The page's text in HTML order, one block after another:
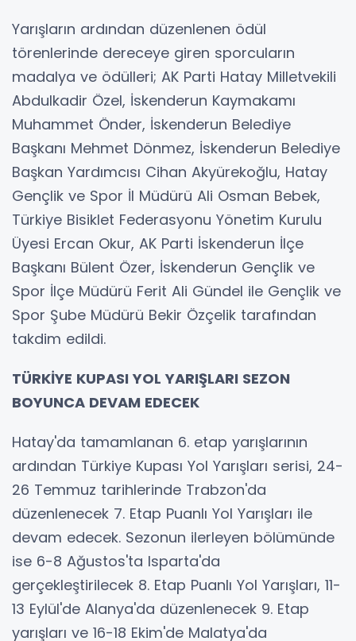
Yarışların ardından düzenlenen ödül
törenlerinde dereceye giren sporcuların
madalya ve ödülleri; AK Parti Hatay Milletvekili
Abdulkadir Özel, İskenderun Kaymakamı
Muhammet Önder, İskenderun Belediye
Başkanı Mehmet Dönmez, İskenderun Belediye
Başkan Yardımcısı Cihan Akyürekoğlu, Hatay
Gençlik ve Spor İl Müdürü Ali Osman Bebek,
Türkiye Bisiklet Federasyonu Yönetim Kurulu
Üyesi Ercan Okur, AK Parti İskenderun İlçe
Başkanı Bülent Özer, İskenderun Gençlik ve
Spor İlçe Müdürü Ferit Ali Gündel ile Gençlik ve
Spor Şube Müdürü Bekir Özçelik tarafından
takdim edildi.
TÜRKİYE KUPASI YOL YARIŞLARI SEZON
BOYUNCA DEVAM EDECEK
Hatay'da tamamlanan 6. etap yarışlarının
ardından Türkiye Kupası Yol Yarışları serisi, 24-
26 Temmuz tarihlerinde Trabzon'da
düzenlenecek 7. Etap Puanlı Yol Yarışları ile
devam edecek. Sezonun ilerleyen bölümünde
ise 6-8 Ağustos'ta Isparta'da
gerçekleştirilecek 8. Etap Puanlı Yol Yarışları, 11-
13 Eylül'de Alanya'da düzenlenecek 9. Etap
yarışları ve 16-18 Ekim'de Malatya'da